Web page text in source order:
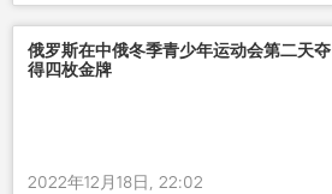
武器
俄罗斯在中俄冬季青少年运动会第二天夺
得四枚金牌
2022年12月18日, 22:02